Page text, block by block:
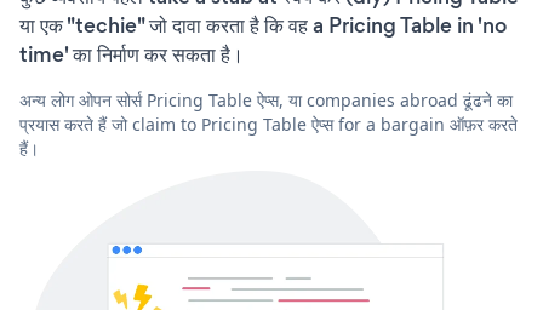
या एक "techie" जो दावा करता है कि वह a Pricing Table in 'no
time' का निर्माण कर सकता है।
अन्य लोग ओपन सोर्स Pricing Table ऐप्स, या companies abroad ढूंढने का
प्रयास करते हैं जो claim to Pricing Table ऐप्स for a bargain ऑफ़र करते
हैं।